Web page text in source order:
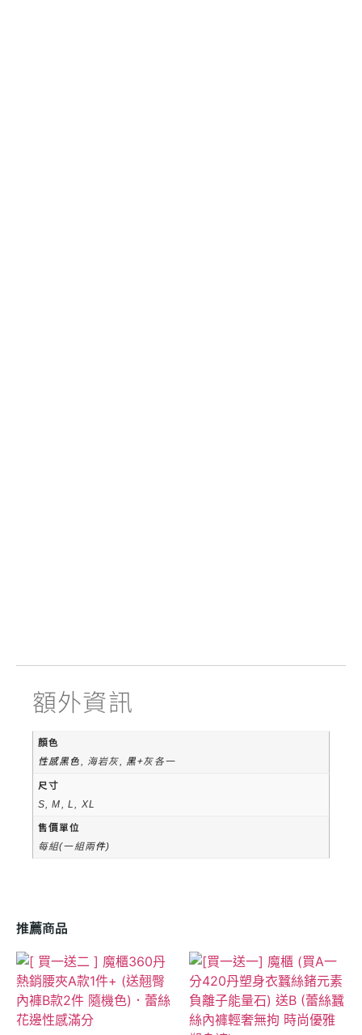
額外資訊
顏色
性感黑色, 海岩灰, 黑+灰各一
尺寸
S, M, L, XL
售價單位
每組(一組兩件)
推薦商品